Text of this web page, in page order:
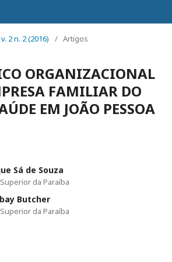
v. 2 n. 2 (2016) / Artigos
ORGANIZACIONAL
FAMILIAR DO
EM JOÃO PESSOA
Sá de Souza
da Paraíba
Butcher
da Paraíba